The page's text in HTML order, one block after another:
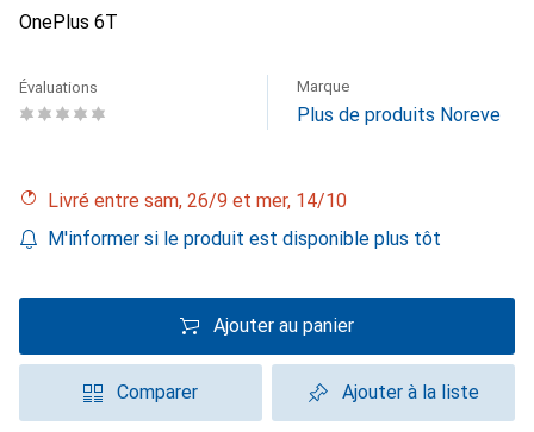
OnePlus 6T
Évaluations Marque
Plus de produits Noreve
Livré entre sam, 26/9 et mer, 14/10
M'informer si le produit est disponible plus tôt
Ajouter au panier
Comparer Ajouter à la liste